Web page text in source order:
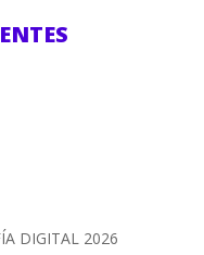
DIGITAL 2026